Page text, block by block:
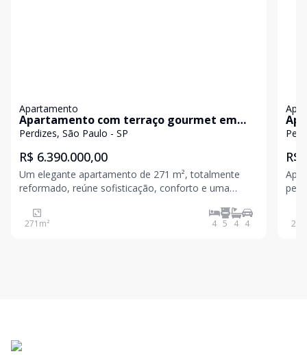
Apartamento
Apartamento com terraço gourmet em
Perdizes!
Perdizes, São Paulo - SP
R$ 6.390.000,00
Um elegante apartamento de 271 m², totalmente
reformado, reúne sofisticação, conforto e uma
sociais generosos e integrados, além de 4 vagas de
garagem, proporcionando praticidade e exclusividade
271 m² 4 5 4 4
R$
255